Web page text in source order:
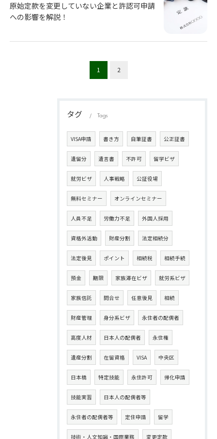
原始定款を変更していない企業と許認可申請
への影響を解説！
1 2
タグ Tags
VISA申請 書き方 自筆証書 公正証書
遺留分 遺言書 不許可 留学ビザ
就労ビザ 人事戦略 公証役場
無料セミナー オンラインセミナー
人員不足 労働力不足 外国人採用
資格外活動 財産分割 法定相続分
法定後見 ポイント 相続税 相続手続
預金 期限 家族滞在ビザ 就労系ビザ
家族信託 問合せ 任意後見 相続
財産管理 身分系ビザ 永住者の配偶者
高度人材 日本人の配偶者 永住権
遺産分割 在留資格 VISA 中央区
日本橋 特定技能 永住許可 帰化申請
技能実習 日本人の配偶者等
永住者の配偶者等 定住申請 留学
技術・人文知識・国際業務 変更定款